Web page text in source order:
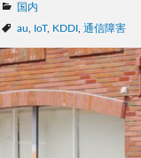
カ
リ
ー
国内
タ
au IoT, KDDI 通信障害